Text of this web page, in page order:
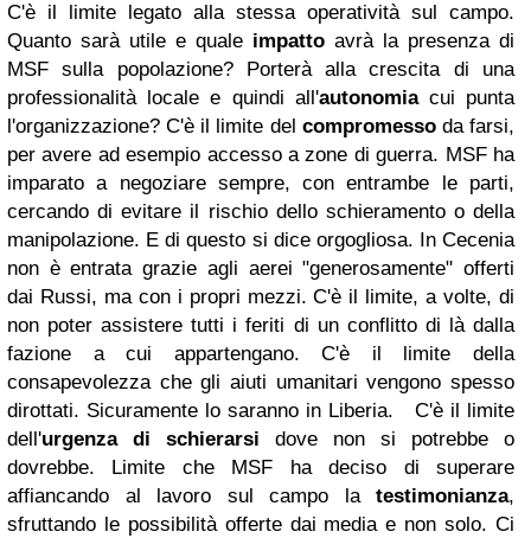
C'è il limite legato alla stessa operatività sul campo.
Quanto sarà utile e quale impatto avrà la presenza di
MSF sulla popolazione? Porterà alla crescita di una
professionalità locale e quindi all'autonomiacui punta
l'organizzazione? C'è il limite del compromessoda farsi,
per avere ad esempio accesso a zone di guerra. MSF ha
imparato a negoziare sempre, con entrambe le parti,
cercando di evitare il rischio dello schieramento o della
manipolazione. E di questo si dice orgogliosa. In Cecenia
non è entrata grazie agli aerei "generosamente" offerti
dai Russi, ma con i propri mezzi. C'è il limite, a volte, di
non poter assistere tutti i feriti di un conflitto di là dalla
fazione a cui appartengano.
C'è il limite della
consapevolezza che gli aiuti umanitari vengono spesso
dirottati. Sicuramente lo saranno in Liberia.
C'è il limite
dell'urgenza di schierarsi dove non si potrebbe o
dovrebbe. Limite che MSF ha deciso di superare
affiancando al lavoro sul campo la testimonianza,
sfruttando le possibilità offerte dai media e non solo. Ci